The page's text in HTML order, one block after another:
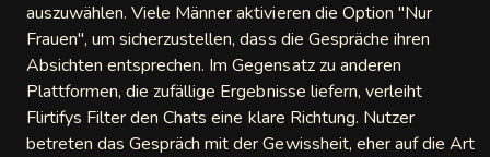
auszuwählen. Viele Männer aktivieren die Option "Nur
Frauen", um sicherzustellen, dass die Gespräche ihren
Absichten entsprechen. Im Gegensatz zu anderen
Plattformen, die zufällige Ergebnisse liefern, verleiht
Flirtifys Filter den Chats eine klare Richtung. Nutzer
betreten das Gespräch mit der Gewissheit, eher auf die Art